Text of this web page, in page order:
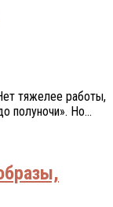
тяжелее работы,
полуночи». Но...